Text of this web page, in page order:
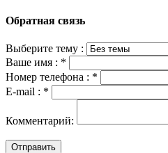
Обратная связь
Выберите тему :
Ваше имя : *
Номер телефона : *
E-mail : *
Комментарий:
Отправить